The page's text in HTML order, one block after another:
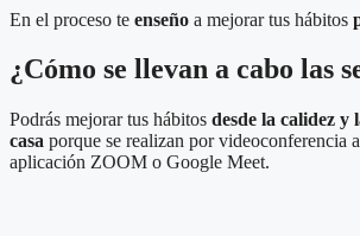
En el proceso te enseño a mejorar tus hábitos
¿Cómo se llevan a cabo las
Podrás mejorar tus hábitos desde la calidez y
casa porque se realizan por videoconferencia
aplicación ZOOM o Google Meet.